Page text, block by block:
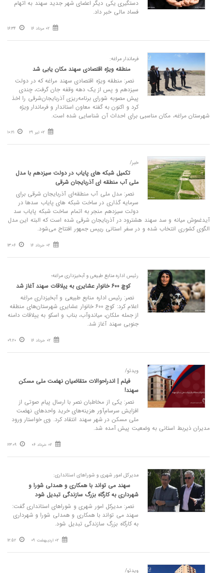
دستگیری یکی دیگر اعضای شهر جدید سهند به اتهام
فساد مالی خبر داد.
02 مرداد 16 16:34
فرماندار مراغه:
منطقه ویژه اقتصادی سهند مکان‌ یابی شد
نصر: منطقه ویژه اقتصادی سهند مراغه که در دولت
سیزدهم و پس از یک دهه وقفه جان گرفت، چندی
پیش مصوبه شورای برنامه‌ریزی آذربایجان‌شرقی را اخذ
کرد و اکنون به گفته معاون استاندار و فرماندار ویژه
شهرستان مراغه، مکان‌ مناسبی برای احداث آن شناسایی شده است.
02 تیر 29 10:21
خبر/
تکمیل شبکه های پایاب در دولت سیزدهم با مدل
ملی آب منطقه ای آذربایجان شرقی
نصر: مدل ملی آب منطقه‌ای آذربایجان شرقی برای
سرمایه گذاری در ساخت شبکه های پایاب سدها در
دولت سیزدهم منجر به اتمام ساخت شبکه پایاب سد
آیدغموش میانه و سد سهند هشترود در آذربایجان شرقی شده است که البته این مدل
الگوی کشوری انتخاب شده و در سفر استانی رییس جمهور افتتاح می‌شود.
02 خرداد 16 13:06
رئیس اداره منابع طبیعی و آبخیزداری مراغه؛
کوچ ۶۰۰ خانوار عشایری به ییلاقات سهند آغاز شد
نصر: رئیس اداره منابع طبیعی و آبخیزداری مراغه
اعلام کرد: کوچ ۶۰۰ خانوار عشایری شهرستان‌های منطقه
از جمله ملکان، میاندوآب، بناب و اسکو به ییلاقات دامنه‌
جنوبی سهند آغاز شد.
02 خرداد 16 09:20
ویدئو/
فیلم | اندراحوالات متقاضیان نهضت ملی مسکن
سهند!
نصر: یکی از مخاطبان نصر با ارسال پیام صوتی از
افزایش سرسام‌آور هزینه‌های خرید واحدهای نهضت
ملی مسکن در شهر سهند انتقاد کرد. وی خواستار ورود
مدیران ذیربط استانی به وضعیت پیش آمده شد.
02 خرداد 06 23:09
مدیرکل امور شهری و شوراهای استانداری:
سهند می تواند با همکاری و همدلی شورا و
شهرداری به کارگاه بزرگ سازندگی تبدیل شود
نصر: مدیرکل امور شهری و شوراهای استانداری گفت:
سهند می تواند با همکاری و همدلی شورا و شهرداری
به کارگاه بزرگ سازندگی تبدیل شود.
02 اردیبهشت 09 12:52
ویدئو/